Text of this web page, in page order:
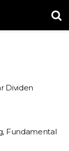
Dividen
Fundamental